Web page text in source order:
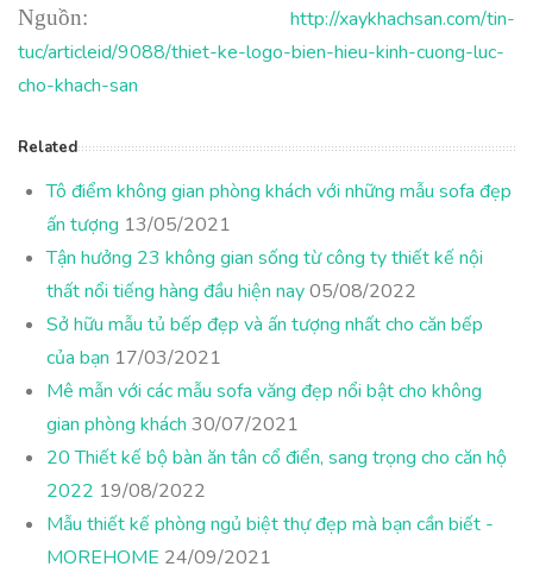
Nguồn: http://xaykhachsan.com/tin-
tuc/articleid/9088/thiet-ke-logo-bien-hieu-kinh-cuong-luc-
cho-khach-san
Related
Tô điểm không gian phòng khách với những mẫu sofa đẹp
ấn tượng 13/05/2021
Tận hưởng 23 không gian sống từ công ty thiết kế nội
thất nổi tiếng hàng đầu hiện nay05/08/2022
Sở hữu mẫu tủ bếp đẹp và ấn tượng nhất cho căn bếp
của bạn 17/03/2021
Mê mẫn với các mẫu sofa văng đẹp nổi bật cho không
gian phòng khách 30/07/2021
20 Thiết kế bộ bàn ăn tân cổ điển, sang trọng cho căn hộ
2022 19/08/2022
Mẫu thiết kế phòng ngủ biệt thự đẹp mà bạn cần biết -
MOREHOME 24/09/2021